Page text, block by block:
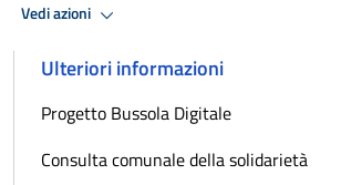
Vedi azioni
Ulteriori informazioni
Progetto Bussola Digitale
Consulta comunale della solidarietà